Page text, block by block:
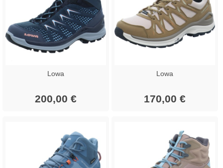
Lowa
200,00 €
Lowa
170,00 €